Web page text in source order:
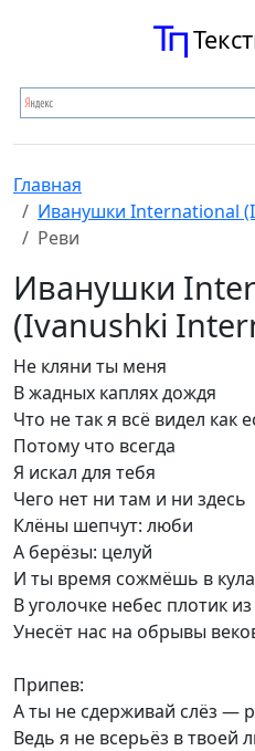
Главная
Иванушки International
Реви
Иванушки
(Ivanushki
Не кляни ты меня
В жадных каплях дождя
Что не так я всё видел как
Потому что всегда
Я искал для тебя
Чего нет ни там и ни здесь
Клёны шепчут: люби
А берёзы: целуй
И ты время сожмёшь в
В уголочке небес плотик
Унесёт нас на обрывы
Припев:
А ты не сдерживай слёз —
Ведь я не всерьёз в твоей